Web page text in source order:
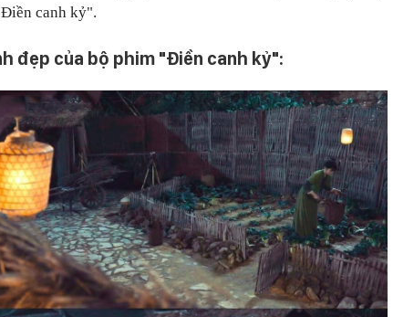
canh kỷ".
đẹp của bộ phim "Điền canh kỷ":